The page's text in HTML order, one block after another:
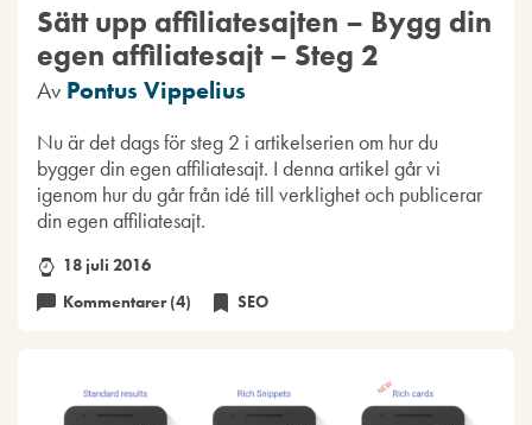
Sätt upp affiliatesajten – Bygg din
egen affiliatesajt – Steg 2
Av Pontus Vippelius
Nu är det dags för steg 2 i artikelserien om hur du
bygger din egen affiliatesajt. I denna artikel går vi
igenom hur du går från idé till verklighet och publicerar
din egen affiliatesajt.
18 juli 2016
Kommentarer (4)
SEO